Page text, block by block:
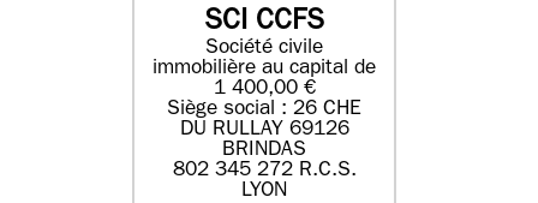
SCI CCFS
Société civile
immobilière au capital de
1 400,00 €
Siège social : 26 CHE
DU RULLAY 69126
BRINDAS
802 345 272 R.C.S.
LYON